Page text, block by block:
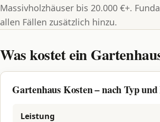
Massivholzhäuser bis 20.000 €+.
allen Fällen zusätzlich hinzu.
Was kostet ein
Gartenhaus Kosten – nach Typ
Leistung